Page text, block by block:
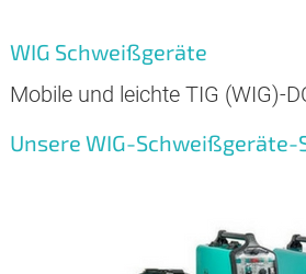
WIG Schweißgeräte
Mobile und leichte TIG (WIG)-
Unsere WIG-Schweißgeräte-